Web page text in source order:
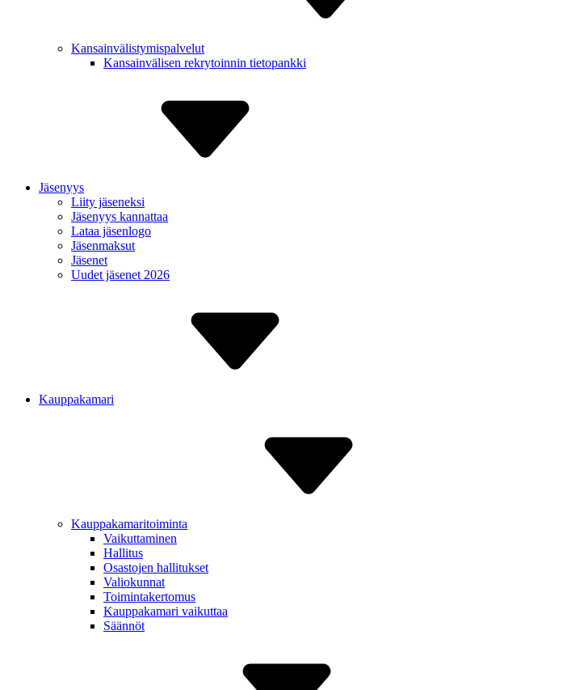
Kansain­välistymis­palvelut
Kansain­välisen rekry­toinnin tietopankki
Jäsenyys
Liity jäseneksi
Jäsenyys kannattaa
Lataa jäsenlogo
Jäsenmaksut
Jäsenet
Uudet jäsenet 2026
Kauppakamari
Kauppakamaritoiminta
Vaikut­taminen
Hallitus
Osastojen hallitukset
Valiokunnat
Toiminta­kertomus
Kauppa­kamari vaikuttaa
Säännöt